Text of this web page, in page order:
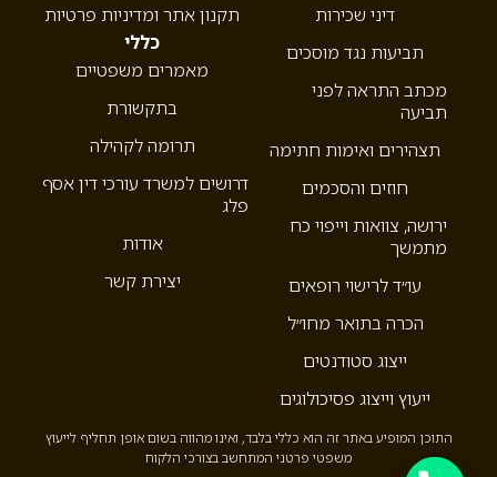
דיני שכירות
תביעות נגד מוסכים
מכתב התראה לפני
תביעה
תצהירים ואימות חתימה
חוזים והסכמים
ירושה, צוואות וייפוי כח
מתמשך
עו״ד לרישוי רופאים
הכרה בתואר מחו״ל
ייצוג סטודנטים
ייעוץ וייצוג פסיכולוגים
תקנון אתר ומדיניות פרטיות
כללי
מאמרים משפטיים
בתקשורת
תרומה לקהילה
דרושים למשרד עורכי דין אסף
פלג
אודות
יצירת קשר
התוכן המופיע באתר זה הוא כללי בלבד, ואינו מהווה בשום אופן תחליף לייעוץ
משפטי פרטני המתחשב בצורכי הלקוח